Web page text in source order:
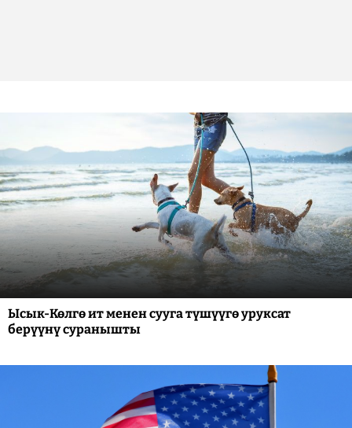
Ысык-Көлгө ит менен сууга түшүүгө уруксат
берүүнү суранышты